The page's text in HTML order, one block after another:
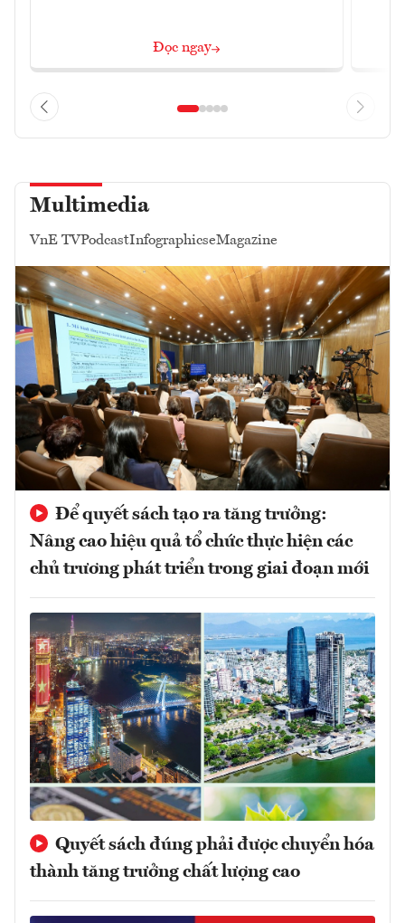
Đọc ngay
Multimedia
VnE TVPodcastInfographicseMagazine
Để quyết sách tạo ra tăng trưởng:
Nâng cao hiệu quả tổ chức thực hiện các
chủ trương phát triển trong giai đoạn mới
Quyết sách đúng phải được chuyển hóa
thành tăng trưởng chất lượng cao